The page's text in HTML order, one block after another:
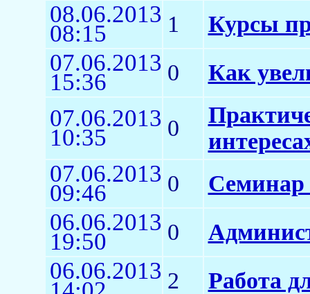
08.06.2013
08:15 1 Курсы
07.06.2013
15:36 0 Как
07.06.2013
10:35 0
07.06.2013
09:46 0 Семинар
06.06.2013
19:50 0
06.06.2013 2 Работа